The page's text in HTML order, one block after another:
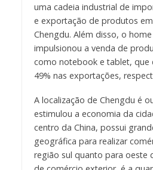
uma cadeia industrial de
e exportação de produtos
Chengdu. Além disso, o
impulsionou a venda de
como notebook e tablet, que
49% nas exportações,
A localização de Chengdu é
estimulou a economia da
centro da China, possui
geográfica para realizar
região sul quanto para oeste